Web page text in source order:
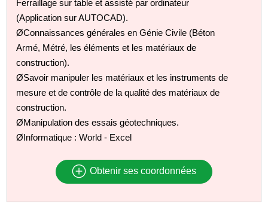
Ferraillage sur table et assisté par ordinateur
(Application sur AUTOCAD).
ØConnaissances générales en Génie Civile (Béton
Armé, Métré, les éléments et les matériaux de
construction).
ØSavoir manipuler les matériaux et les instruments de
mesure et de contrôle de la qualité des matériaux de
construction.
ØManipulation des essais géotechniques.
ØInformatique : World - Excel
Obtenir ses coordonnées